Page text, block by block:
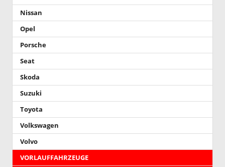
Nissan
Opel
Porsche
Seat
Skoda
Suzuki
Toyota
Volkswagen
Volvo
VORLAUFFAHRZEUGE